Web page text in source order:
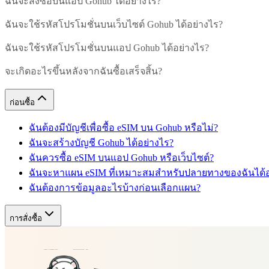
ฉันจะใช้รหัสโปรโมชั่นบนเว็บไซต์ Gohub ได้อย่างไร?
ฉันจะใช้รหัสโปรโมชั่นบนแอป Gohub ได้อย่างไร?
จะเกิดอะไรขึ้นหลังจากฉันซื้อเสร็จสิ้น?
ก่อนซื้อ
ฉันต้องมีบัญชีเพื่อซื้อ eSIM บน Gohub หรือไม่?
ฉันจะสร้างบัญชี Gohub ได้อย่างไร?
ฉันควรซื้อ eSIM บนแอป Gohub หรือเว็บไซต์?
ฉันจะหาแผน eSIM ที่เหมาะสมสำหรับปลายทางของฉันได้
ฉันต้องการข้อมูลอะไรบ้างก่อนเลือกแผน?
การสั่งซื้อ